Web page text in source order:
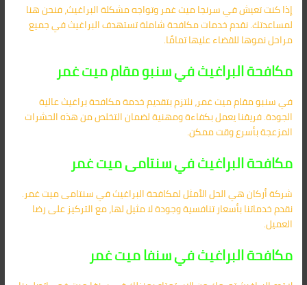
إذا كنت تعيش في سرنجا ميت غمر وتواجه مشكلة البراغيث، فنحن هنا
لمساعدتك. نقدم خدمات مكافحة شاملة تستهدف البراغيث في جميع
مراحل نموها للقضاء عليها تمامًا.
مكافحة البراغيث في سنبو مقام ميت غمر
في سنبو مقام ميت غمر، نلتزم بتقديم خدمة مكافحة براغيث عالية
الجودة. فريقنا يعمل بكفاءة ومهنية لضمان التخلص من هذه الحشرات
المزعجة بأسرع وقت ممكن.
مكافحة البراغيث في سنتامى ميت غمر
شركة أركان هي الحل الأمثل لمكافحة البراغيث في سنتامى ميت غمر.
نقدم خدماتنا بأسعار تنافسية وجودة لا مثيل لها، مع التركيز على رضا
العميل.
مكافحة البراغيث في سنفا ميت غمر